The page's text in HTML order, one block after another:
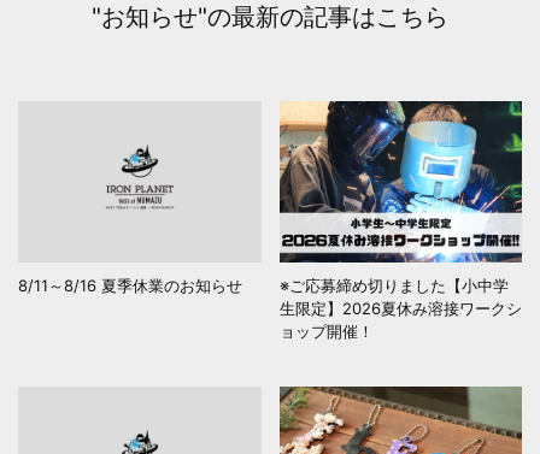
"お知らせ"の最新の記事はこちら
8/11～8/16 夏季休業のお知らせ
※ご応募締め切りました【小中学
生限定】2026夏休み溶接ワークシ
ョップ開催！